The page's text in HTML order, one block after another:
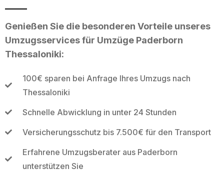
Genießen Sie die besonderen Vorteile unseres
Umzugsservices für Umzüge Paderborn
Thessaloniki:
100€ sparen bei Anfrage Ihres Umzugs nach
Thessaloniki
Schnelle Abwicklung in unter 24 Stunden
Versicherungsschutz bis 7.500€ für den Transport
Erfahrene Umzugsberater aus Paderborn
unterstützen Sie